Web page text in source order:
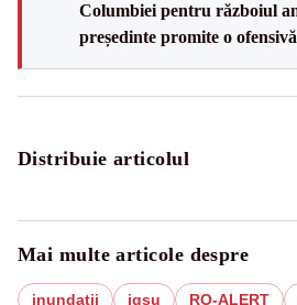
Columbiei pentru războiul
președinte promite o ofensivă
Distribuie articolul
Mai multe articole despre
inundatii igsu RO-ALERT